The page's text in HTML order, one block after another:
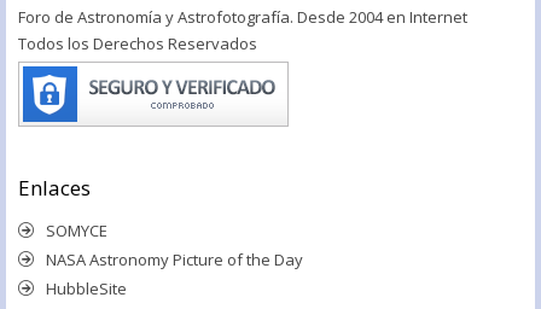
Foro de Astronomía y Astrofotografía. Desde 2004 en Internet
Todos los Derechos Reservados
Enlaces
SOMYCE
NASA Astronomy Picture of the Day
HubbleSite